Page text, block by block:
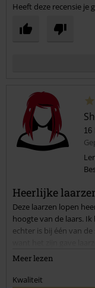
Heeft deze recensie je
16
Heerlijke
Deze laarzen lopen
hoogte van de laars.
echter is bij één van
voor levensduur ik
de zool was wat
Meer lezen
Kwaliteit